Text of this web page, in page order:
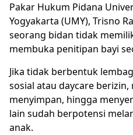
Pakar Hukum Pidana
Yogyakarta (UMY), Trisno
seorang bidan tidak
membuka penitipan bayi
Jika tidak berbentuk
sosial atau daycare
menyimpan, hingga
lain sudah berpotensi
anak.